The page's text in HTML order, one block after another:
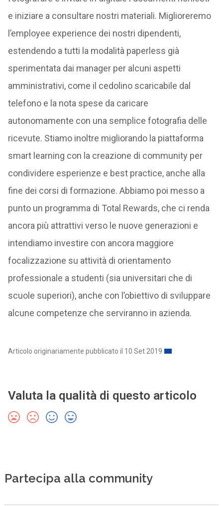
e iniziare a consultare nostri materiali. Miglioreremo
l’employee experience dei nostri dipendenti,
estendendo a tutti la modalità paperless già
sperimentata dai manager per alcuni aspetti
amministrativi, come il cedolino scaricabile dal
telefono e la nota spese da caricare
autonomamente con una semplice fotografia delle
ricevute. Stiamo inoltre migliorando la piattaforma
smart learning con la creazione di community per
condividere esperienze e best practice, anche alla
fine dei corsi di formazione. Abbiamo poi messo a
punto un programma di Total Rewards, che ci renda
ancora più attrattivi verso le nuove generazioni e
intendiamo investire con ancora maggiore
focalizzazione su attività di orientamento
professionale a studenti (sia universitari che di
scuole superiori), anche con l’obiettivo di sviluppare
alcune competenze che serviranno in azienda.
Articolo originariamente pubblicato il 10 Set 2019
Valuta la qualità di questo articolo
Partecipa alla community